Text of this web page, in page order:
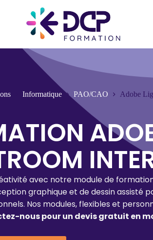
Informatique PAO/CAO Adobe
avec notre module de
graphique et de dessin assisté
Nos modules, flexibles et
nous pour un devis gratuit en